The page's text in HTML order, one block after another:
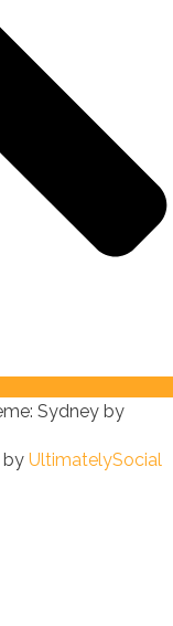
Sydney by
by UltimatelySocial